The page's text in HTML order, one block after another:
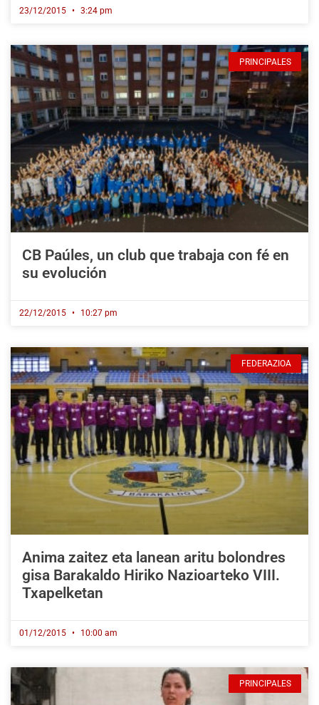
23/12/2015 3:24 pm
PRINCIPALES
CB Paúles, un club que trabaja con fé en
su evolución
22/12/2015 10:27 pm
FEDERAZIOA
Anima zaitez eta lanean aritu bolondres
gisa Barakaldo Hiriko Nazioarteko VIII.
Txapelketan
01/12/2015 10:00 am
PRINCIPALES